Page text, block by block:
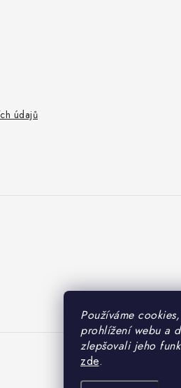
Používáme
prohlížení webu a
zlepšovali jeho
zde.
údajů